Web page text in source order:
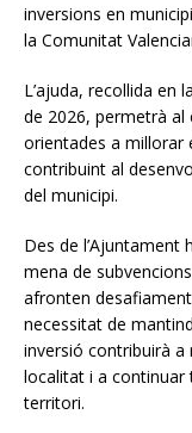
inversions en
la Comunitat
L’ajuda, recollida en
de 2026, permetrà
orientades a millorar
contribuint al
del municipi.
Des de l’Ajuntament
mena de
afronten
necessitat de
inversió contribuirà
localitat i a continuar
territori.